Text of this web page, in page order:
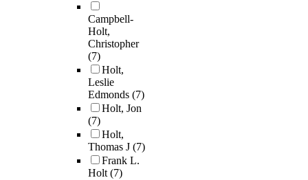
Campbell-
Holt,
Christopher
(7)
Holt,
Leslie
Edmonds (7)
Holt, Jon
(7)
Holt,
Thomas J (7)
Frank L.
Holt(7)